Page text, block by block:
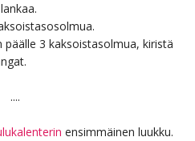
päälle 3 kaksoistasolmua, kiristä
....
ensimmäinen luukku.